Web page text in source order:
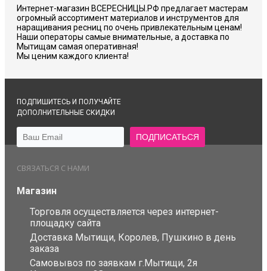
Интернет-магазин ВСЕРЕСНИЦЫ.РФ предлагает мастерам
огромный ассортимент материалов и инструментов для
наращивания ресниц по очень привлекательным ценам!
Наши операторы самые внимательные, а доставка по
Мытищам самая оперативная!
Мы ценим каждого клиента!
ПОДПИШИТЕСЬ И ПОЛУЧАЙТЕ
ДОПОЛНИТЕЛЬНЫЕ СКИДКИ
СВЯЗАТЬСЯ С НАМИ
Магазин
Торговля осуществляется через интернет-
площадку сайта
Доставка Мытищи, Королев, Пушкино в день
заказа
Самовывоз по заявкам г.Мытищи, 2я